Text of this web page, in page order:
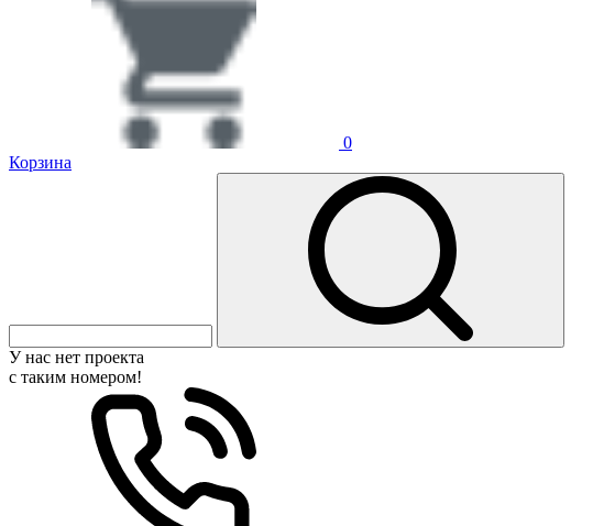
0
Корзина
У нас нет проекта
с таким номером!